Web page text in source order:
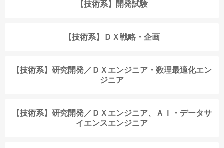
【技術系】開発試験
【技術系】ＤＸ戦略・企画
【技術系】研究開発／ＤＸエンジニア・数理最適化エン
ジニア
【技術系】研究開発／ＤＸエンジニア、ＡＩ・データサ
イエンスエンジニア